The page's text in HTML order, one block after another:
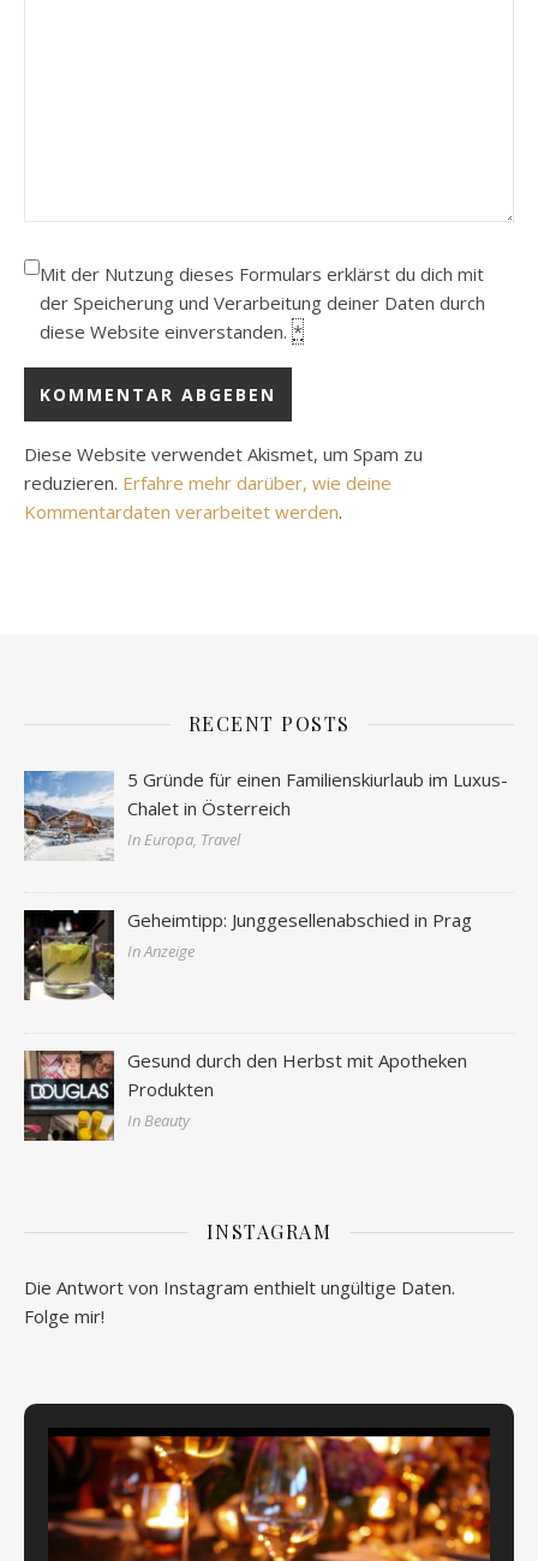
Mit der Nutzung dieses Formulars erklärst du dich mit
der Speicherung und Verarbeitung deiner Daten durch
diese Website einverstanden. *
Diese Website verwendet Akismet, um Spam zu
reduzieren. Erfahre mehr darüber, wie deine
Kommentardaten verarbeitet werden.
RECENT POSTS
5 Gründe für einen Familienskiurlaub im Luxus-
Chalet in Österreich
In Europa, Travel
Geheimtipp: Junggesellenabschied in Prag
In Anzeige
Gesund durch den Herbst mit Apotheken
Produkten
In Beauty
INSTAGRAM
Die Antwort von Instagram enthielt ungültige Daten.
Folge mir!